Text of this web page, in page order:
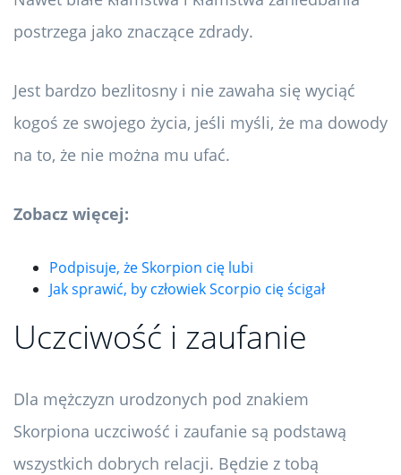
postrzega jako znaczące zdrady.
Jest bardzo bezlitosny i nie zawaha się wyciąć
kogoś ze swojego życia, jeśli myśli, że ma dowody
na to, że nie można mu ufać.
Zobacz więcej:
Podpisuje, że Skorpion cię lubi
Jak sprawić, by człowiek Scorpio cię ścigał
Uczciwość i zaufanie
Dla mężczyzn urodzonych pod znakiem
Skorpiona uczciwość i zaufanie są podstawą
wszystkich dobrych relacji. Będzie z tobą